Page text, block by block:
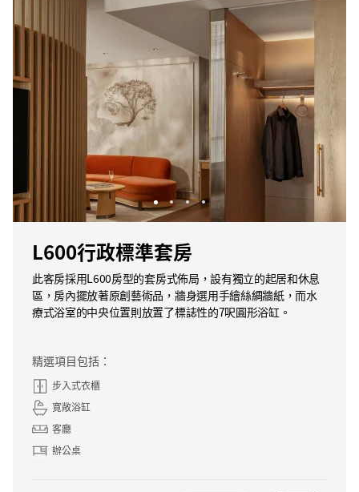
L600行政標準套房
此客房採用L600房型的套房式佈局，設有獨立的起居和休息
區，房內擺放著原創藝術品，牆身選用手繪絲綢牆紙，而水
療式浴室的中央位置則放置了標誌性的7呎圓形浴缸。
精選項目包括：
步入式衣櫃
寛敞浴缸
客廳
辦公桌